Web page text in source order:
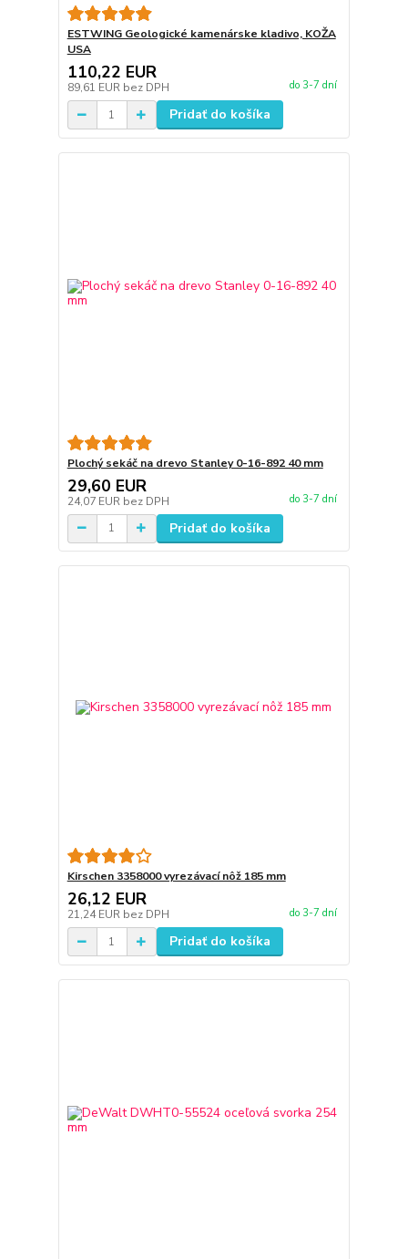
ESTWING Geologické kamenárske kladivo, KOŽA
USA
110,22 EUR
89,61 EUR bez DPH do 3-7 dní
Pridať do košíka
Plochý sekáč na drevo Stanley 0-16-892 40 mm
29,60 EUR
24,07 EUR bez DPH do 3-7 dní
Pridať do košíka
Kirschen 3358000 vyrezávací nôž 185 mm
26,12 EUR
21,24 EUR bez DPH do 3-7 dní
Pridať do košíka